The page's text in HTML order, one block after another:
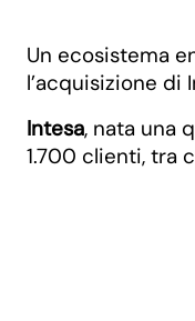
Un ecosistema
l’acquisizione di
Intesa, nata una
1.700 clienti, tra